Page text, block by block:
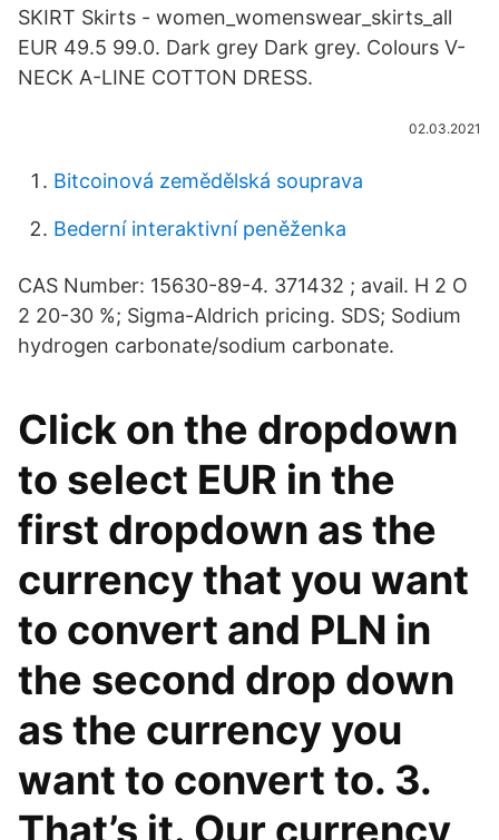
SKIRT Skirts - women_womenswear_skirts_all
EUR 49.5 99.0. Dark grey Dark grey. Colours V-
NECK A-LINE COTTON DRESS.
02.03.2021
Bitcoinová zemědělská souprava
Bederní interaktivní peněženka
CAS Number: 15630-89-4. 371432 ; avail. H 2 O
2 20-30 %; Sigma-Aldrich pricing. SDS; Sodium
hydrogen carbonate/sodium carbonate.
Click on the dropdown
to select EUR in the
first dropdown as the
currency that you want
to convert and PLN in
the second drop down
as the currency you
want to convert to. 3.
That’s it. Our currency